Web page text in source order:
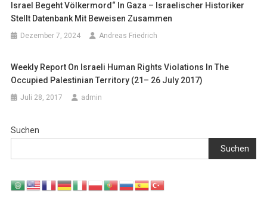
Israel Begeht Völkermord“ In Gaza – Israelischer Historiker
Stellt Datenbank Mit Beweisen Zusammen
Dezember 7, 2024 Andreas Friedrich
Weekly Report On Israeli Human Rights Violations In The
Occupied Palestinian Territory (21– 26 July 2017)
Juli 28, 2017 admin
Suchen
Suchen